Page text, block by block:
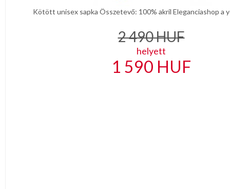
Kötött unisex sapka Összetevő: 100% akril Eleganciashop a
2 490HUF
helyett
1 590 HUF